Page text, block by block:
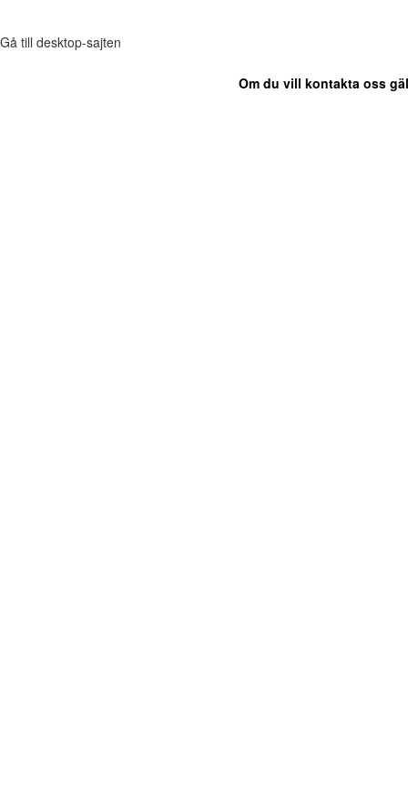
Gå till desktop-sajten
Om du vill kontakta oss